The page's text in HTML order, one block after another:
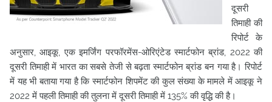
दूसरी
तिमाही की
रिपोर्ट के
अनुसार, आइकू, एक इमर्जिंग परफॉरमेंस-ओरिएंटेड स्मार्टफोन ब्रांड, 2022 की
दूसरी तिमाही में भारत का सबसे तेजी से बढ़ता स्मार्टफोन ब्रांड बन गया है। रिपोर्ट
में यह भी बताया गया है किस्मार्टफोन शिपमेंट की कुल संख्या के मामले में आइकू ने
2022 में पहली तिमाही की तुलना में दूसरी तिमाही में 135% की वृद्धि की है।